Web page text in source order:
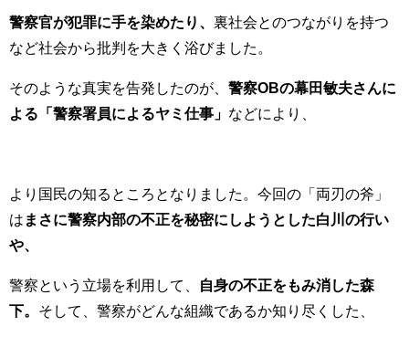
警察官が犯罪に手を染めたり、 裏社会とのつながりを持つ
など社会から批判を大きく浴びました。
そのような真実を告発したのが、 警察OBの幕田敏夫さんに
よる「警察署員によるヤミ仕事」 などにより、
より国民の知るところとなりました。今回の「両刃の斧」
は まさに警察内部の不正を秘密にしようとした白川の行い
や、
警察という立場を利用して、
自身の不正をもみ消した森
下。 そして、警察がどんな組織であるか知り尽くした、